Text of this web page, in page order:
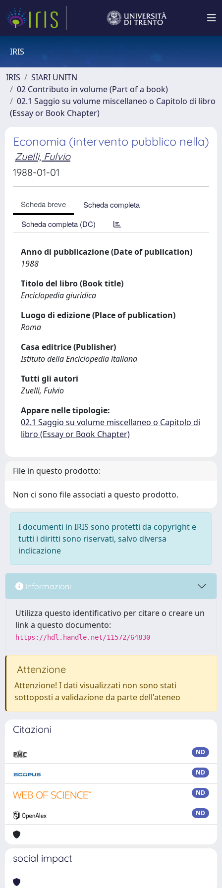
IRIS
IRIS
SIARI UNITN
02 Contributo in volume (Part of a book)
02.1 Saggio su volume miscellaneo o Capitolo di libro
(Essay or Book Chapter)
Economia (intervento pubblico nella)
Zuelli, Fulvio
1988-01-01
Scheda breve
Scheda completa
Scheda completa (DC)
Anno di pubblicazione (Date of publication)
1988
Titolo del libro (Book title)
Enciclopedia giuridica
Luogo di edizione (Place of publication)
Roma
Casa editrice (Publisher)
Istituto della Enciclopedia italiana
Tutti gli autori
Zuelli, Fulvio
Appare nelle tipologie:
02.1 Saggio su volume miscellaneo o Capitolo di
libro (Essay or Book Chapter)
File in questo prodotto:
Non ci sono file associati a questo prodotto.
I documenti in IRIS sono protetti da copyright e
tutti i diritti sono riservati, salvo diversa
indicazione
Informazioni
Utilizza questo identificativo per citare o creare un
link a questo documento:
https://hdl.handle.net/11572/64830
Attenzione
Attenzione! I dati visualizzati non sono stati
sottoposti a validazione da parte dell'ateneo
Citazioni
ND
ND
ND
ND
social impact